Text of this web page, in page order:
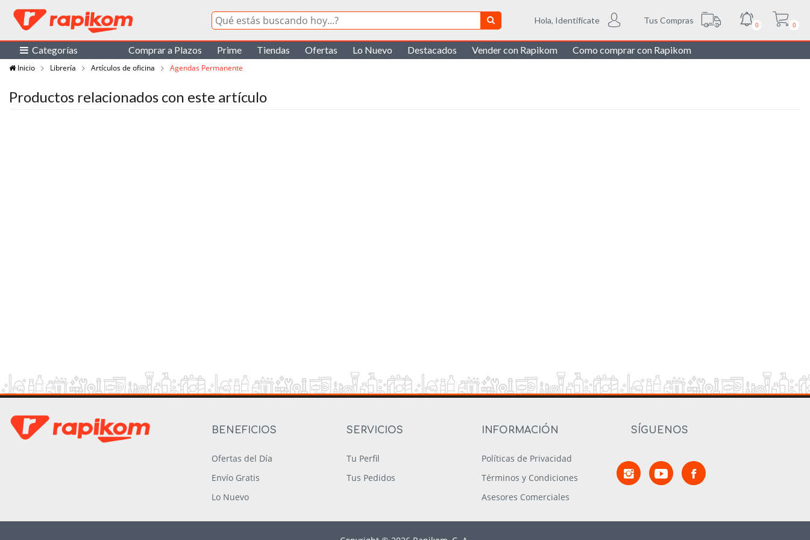
Hola, Identifícate Tus Compras 0 0
Categorías Comprar a Plazos Prime Tiendas Ofertas Lo Nuevo Destacados Vender con Rapikom Como comprar con Rapikom
Inicio Librería Artículos de oficina Agendas Permanente
Productos relacionados con este artículo
BENEFICIOS
Ofertas del Día
Envío Gratis
Lo Nuevo
SERVICIOS
Tu Perfil
Tus Pedidos
INFORMACIÓN
Políticas de Privacidad
Términos y Condiciones
Asesores Comerciales
SÍGUENOS